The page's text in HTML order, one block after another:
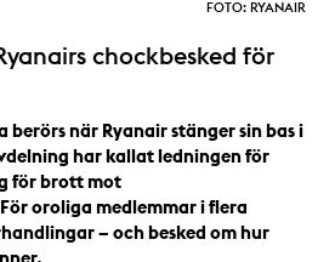
FOTO: RYANAIR
chockbesked för
berörs när Ryanair stänger sin bas i
har kallat ledningen för
för brott mot
oroliga medlemmar i flera
– och besked om hur